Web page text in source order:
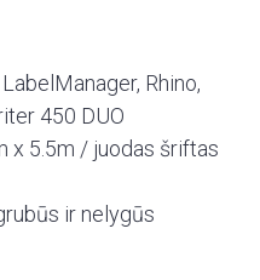
LabelManager, Rhino,
450 DUO
x 5.5m / juodas šriftas
ir nelygūs